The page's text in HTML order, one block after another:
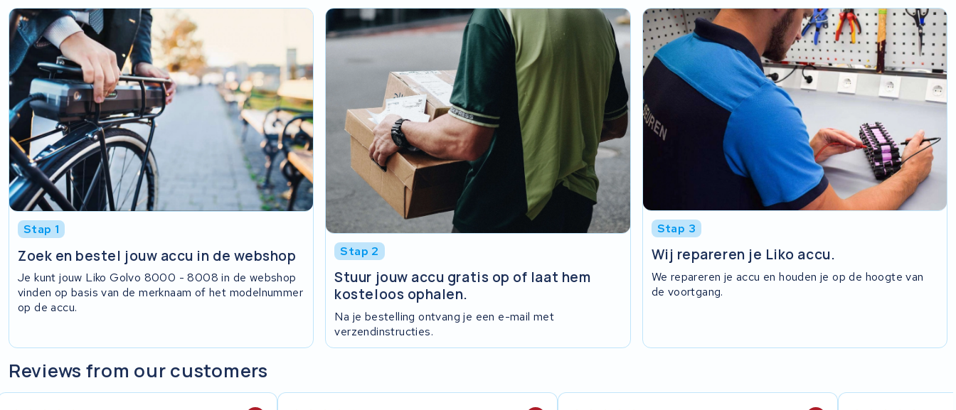
Stap 1
Zoek en bestel jouw accu in de webshop
Je kunt jouw Liko Golvo 8000 - 8008 in de webshop
vinden op basis van de merknaam of het modelnummer
op de accu.
Stap 2
Stuur jouw accu gratis op of laat hem
kosteloos ophalen.
Na je bestelling ontvang je een e-mail met
verzendinstructies.
Stap 3
Wij repareren je Liko accu.
We repareren je accu en houden je op de hoogte van
de voortgang.
Reviews from our customers